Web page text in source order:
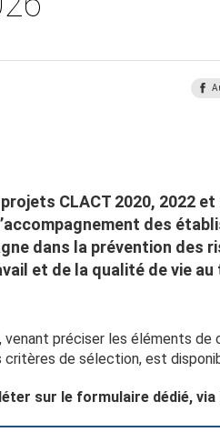
CLACT 2020, 2022 et
des
dans la prévention des
et de la qualité de vie au
venant préciser les éléments
critères de sélection, est
sur le formulaire dédié,